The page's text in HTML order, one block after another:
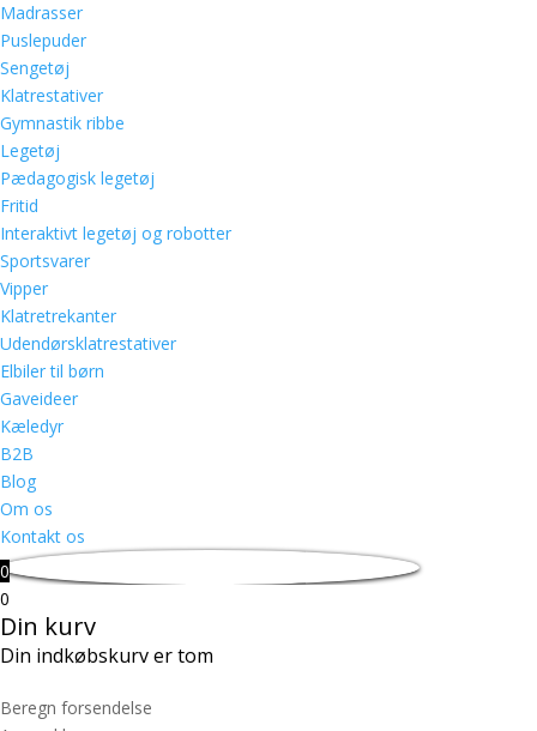
Madrasser
Puslepuder
Sengetøj
Klatrestativer
Gymnastik ribbe
Legetøj
Pædagogisk legetøj
Fritid
Interaktivt legetøj og robotter
Sportsvarer
Vipper
Klatretrekanter
Udendørsklatrestativer
Elbiler til børn
Gaveideer
Kæledyr
B2B
Blog
Om os
Kontakt os
0
0
Din kurv
Din indkøbskurv er tom
Beregn forsendelse